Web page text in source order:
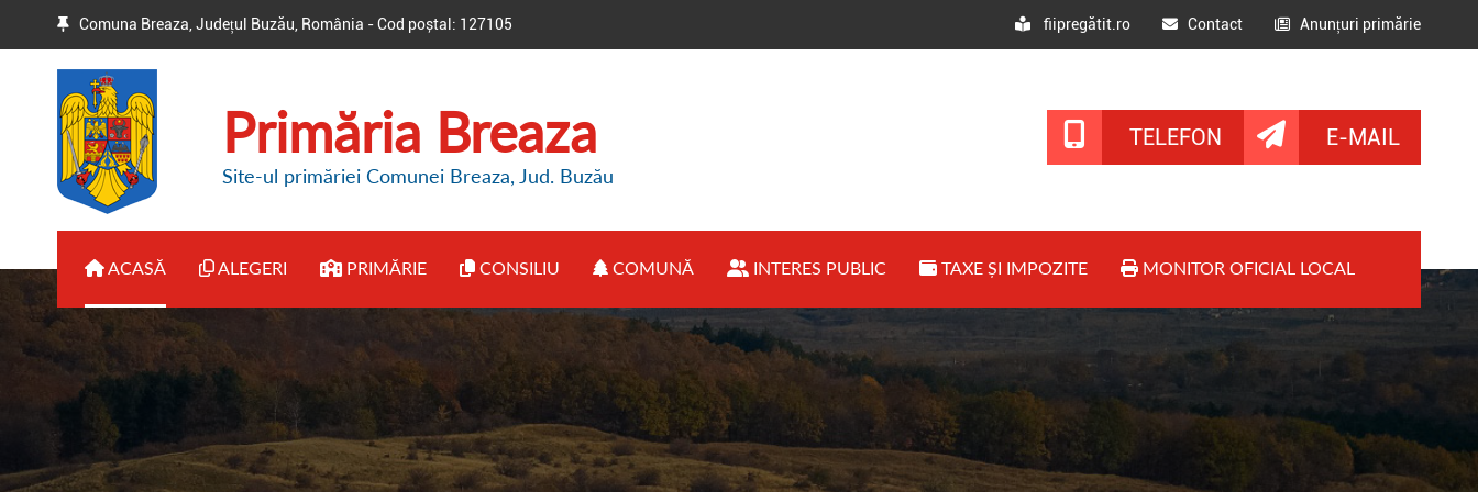
Comuna Breaza, Județul Buzău, România - Cod poștal: 127105 fiipregătit.ro Contact Anunțuri primărie
Primăria Breaza
Site-ul primăriei Comunei Breaza, Jud. Buzău
TELEFON E-MAIL
ACASĂ ALEGERI
CIRCUMSCRIPȚIE
● HOTĂRÂRI / ANUNȚURI
● ALTE INFORMAȚII
PRIMĂRIE
● ADMINISTRAȚIE PRIMĂRIE
● DISPOZIȚII PRIMAR
● REGULAMENT FUNCȚIONARE
CONSILIU
● CONSILIUL LOCAL BREAZA
● REGULAMENT FUNCȚIONARE
● HOTĂRÂRI CONSILIU LOCAL
COMUNĂ
● PREZENTARE COMUNĂ
● OPORTUNITĂȚI INVESTIȚII
● ISTORIE COMUNĂ
INTERES PUBLIC
● INFORMAȚII BUGET ► ► BUGETUL LOCAL
► ► BILANȚURI CONTABILE
► ► SITUAȚII FINANCIARE
● ANUNȚURI PUBLICE ► ► LICITAȚII PUBLICE
► ► ANUNȚURI PUBLICE
● DECLARAȚII DE AVERE
TAXE ȘI IMPOZITE MONITOR OFICIAL LOCAL